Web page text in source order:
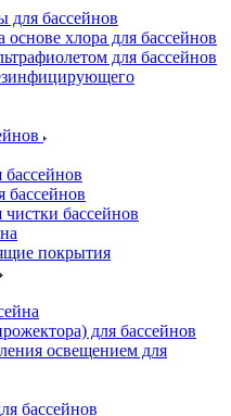
для бассейнов
хлора для бассейнов
для бассейнов
бассейнов
бассейнов
бассейнов
покрытия
для бассейнов
освещением для
бассейнов